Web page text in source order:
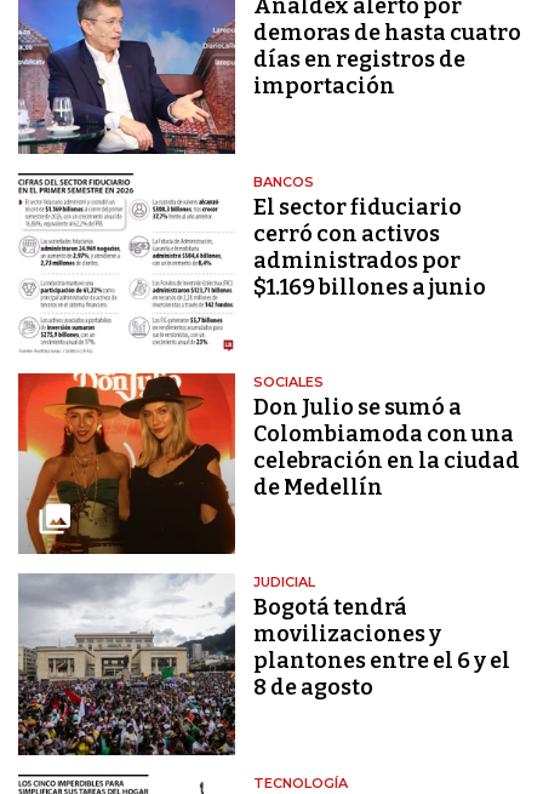
Analdex alertó por
demoras de hasta cuatro
días en registros de
importación
BANCOS
El sector fiduciario
cerró con activos
administrados por
$1.169 billones a junio
SOCIALES
Don Julio se sumó a
Colombiamoda con una
celebración en la ciudad
de Medellín
JUDICIAL
Bogotá tendrá
movilizaciones y
plantones entre el 6 y el
8 de agosto
TECNOLOGÍA